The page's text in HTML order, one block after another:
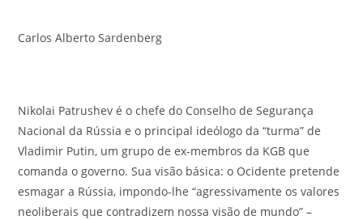
Carlos Alberto Sardenberg
Nikolai Patrushev é o chefe do Conselho de Segurança
Nacional da Rússia e o principal ideólogo da “turma” de
Vladimir Putin, um grupo de ex-membros da KGB que
comanda o governo. Sua visão básica: o Ocidente pretende
esmagar a Rússia, impondo-lhe “agressivamente os valores
neoliberais que contradizem nossa visão de mundo” –